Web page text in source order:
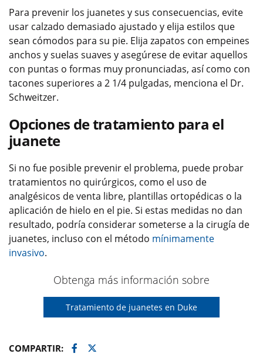
Para prevenir los juanetes y sus consecuencias, evite
usar calzado demasiado ajustado y elija estilos que
sean cómodos para su pie. Elija zapatos con empeines
anchos y suelas suaves y asegúrese de evitar aquellos
con puntas o formas muy pronunciadas, así como con
tacones superiores a 2 1/4 pulgadas, menciona el Dr.
Schweitzer.
Opciones de tratamiento para el
juanete
Si no fue posible prevenir el problema, puede probar
tratamientos no quirúrgicos, como el uso de
analgésicos de venta libre, plantillas ortopédicas o la
aplicación de hielo en el pie. Si estas medidas no dan
resultado, podría considerar someterse a la cirugía de
juanetes, incluso con el método mínimamente
invasivo.
Obtenga más información sobre
Tratamiento de juanetes en Duke
COMPARTIR: Facebook
Twitter